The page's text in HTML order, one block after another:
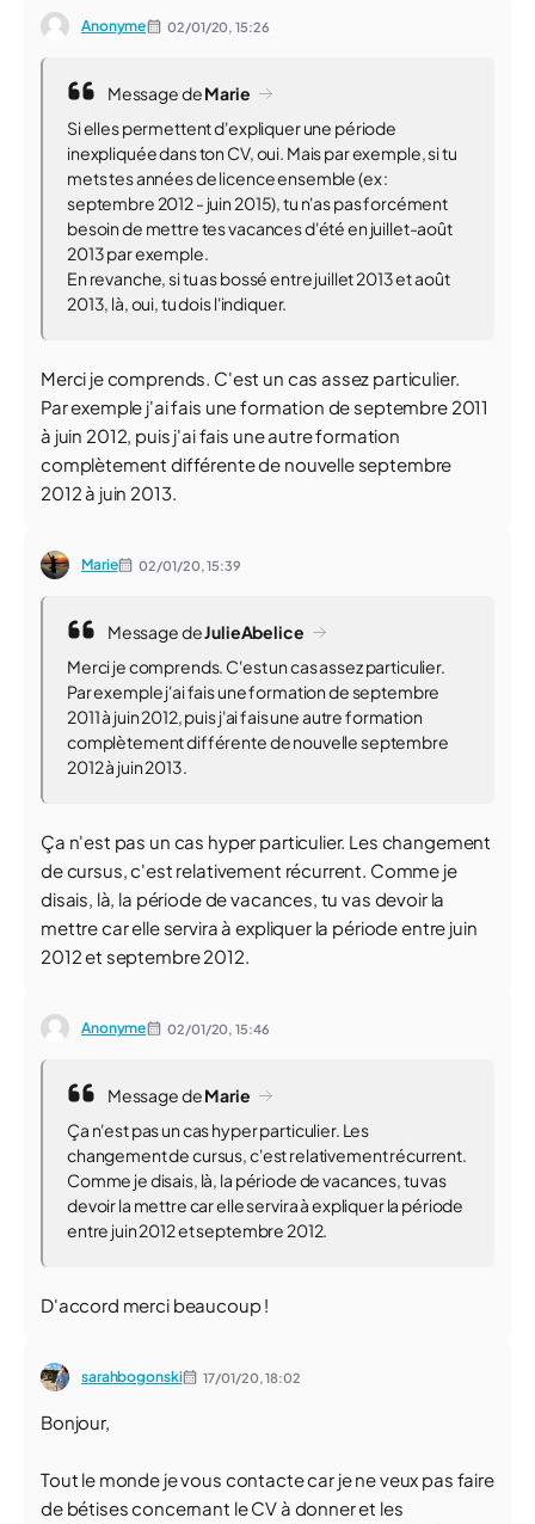
Anonyme 02/01/20,15:26
Message deMarie
Si elles permettent d'expliquer une période
inexpliquée dans ton CV, oui. Mais par exemple, si tu
mets tes années de licence ensemble (ex :
septembre 2012 - juin 2015), tu n'as pas forcément
besoin de mettre tes vacances d'été en juillet-août
2013 par exemple.
En revanche, si tu as bossé entre juillet 2013 et août
2013, là, oui, tu dois l'indiquer.
Merci je comprends. C'est un cas assez particulier.
Par exemple j'ai fais une formation de septembre 2011
à juin 2012, puis j'ai fais une autre formation
complètement différente de nouvelle septembre
2012 à juin 2013.
Marie 02/01/20,15:39
Message deJulieAbelice
Merci je comprends. C'est un cas assez particulier.
Par exemple j'ai fais une formation de septembre
2011 à juin 2012, puis j'ai fais une autre formation
complètement différente de nouvelle septembre
2012 à juin 2013.
Ça n'est pas un cas hyper particulier. Les changement
de cursus, c'est relativement récurrent. Comme je
disais, là, la période de vacances, tu vas devoir la
mettre car elle servira à expliquer la période entre juin
2012 et septembre 2012.
Anonyme 02/01/20,15:46
Message deMarie
Ça n'est pas un cas hyper particulier. Les
changement de cursus, c'est relativement récurrent.
Comme je disais, là, la période de vacances, tu vas
devoir la mettre car elle servira à expliquer la période
entre juin 2012 et septembre 2012.
D'accord merci beaucoup !
sarahbogonski 17/01/20,18:02
Bonjour,
Tout le monde je vous contacte car je ne veux pas faire
de bétises concernant le CV à donner et les